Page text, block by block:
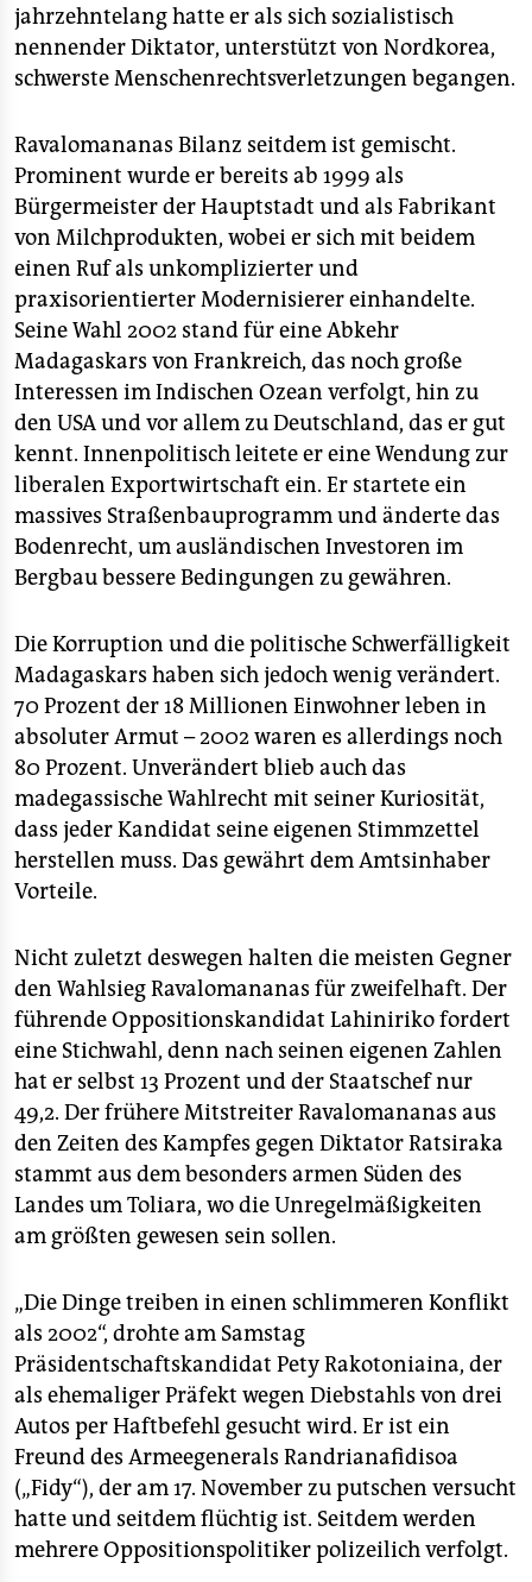
jahrzehntelang hatte er als sich sozialistisch
nennender Diktator, unterstützt von Nordkorea,
schwerste Menschenrechtsverletzungen begangen.
Ravalomananas Bilanz seitdem ist gemischt.
Prominent wurde er bereits ab 1999 als
Bürgermeister der Hauptstadt und als Fabrikant
von Milchprodukten, wobei er sich mit beidem
einen Ruf als unkomplizierter und
praxisorientierter Modernisierer einhandelte.
Seine Wahl 2002 stand für eine Abkehr
Madagaskars von Frankreich, das noch große
Interessen im Indischen Ozean verfolgt, hin zu
den USA und vor allem zu Deutschland, das er gut
kennt. Innenpolitisch leitete er eine Wendung zur
liberalen Exportwirtschaft ein. Er startete ein
massives Straßenbauprogramm und änderte das
Bodenrecht, um ausländischen Investoren im
Bergbau bessere Bedingungen zu gewähren.
Die Korruption und die politische Schwerfälligkeit
Madagaskars haben sich jedoch wenig verändert.
70 Prozent der 18 Millionen Einwohner leben in
absoluter Armut – 2002 waren es allerdings noch
80 Prozent. Unverändert blieb auch das
madegassische Wahlrecht mit seiner Kuriosität,
dass jeder Kandidat seine eigenen Stimmzettel
herstellen muss. Das gewährt dem Amtsinhaber
Vorteile.
Nicht zuletzt deswegen halten die meisten Gegner
den Wahlsieg Ravalomananas für zweifelhaft. Der
führende Oppositionskandidat Lahiniriko fordert
eine Stichwahl, denn nach seinen eigenen Zahlen
hat er selbst 13 Prozent und der Staatschef nur
49,2. Der frühere Mitstreiter Ravalomananas aus
den Zeiten des Kampfes gegen Diktator Ratsiraka
stammt aus dem besonders armen Süden des
Landes um Toliara, wo die Unregelmäßigkeiten
am größten gewesen sein sollen.
„Die Dinge treiben in einen schlimmeren Konflikt
als 2002“, drohte am Samstag
Präsidentschaftskandidat Pety Rakotoniaina, der
als ehemaliger Präfekt wegen Diebstahls von drei
Autos per Haftbefehl gesucht wird. Er ist ein
Freund des Armeegenerals Randrianafidisoa
(„Fidy“), der am 17. November zu putschen versucht
hatte und seitdem flüchtig ist. Seitdem werden
mehrere Oppositionspolitiker polizeilich verfolgt.